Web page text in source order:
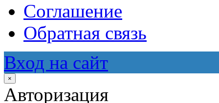
Соглашение
Обратная связь
Вход на сайт
×
Авторизация